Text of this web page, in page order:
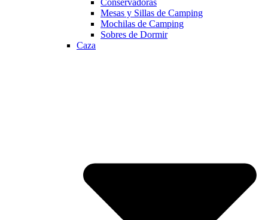
Conservadoras
Mesas y Sillas de Camping
Mochilas de Camping
Sobres de Dormir
Caza